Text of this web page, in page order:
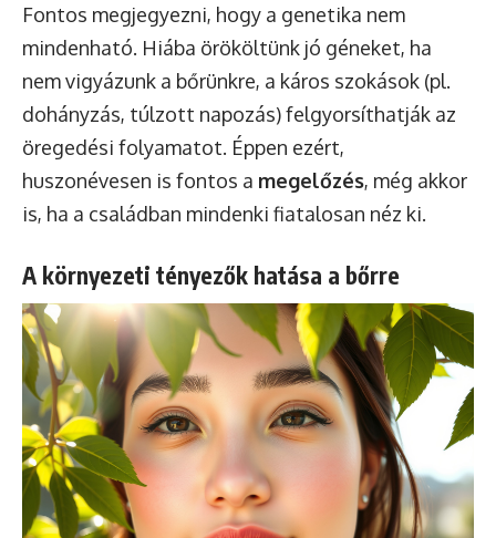
Fontos megjegyezni, hogy a genetika nem
mindenható. Hiába örököltünk jó géneket, ha
nem vigyázunk a bőrünkre, a káros szokások (pl.
dohányzás, túlzott napozás) felgyorsíthatják az
öregedési folyamatot. Éppen ezért,
huszonévesen is fontos a megelőzés, még akkor
is, ha a családban mindenki fiatalosan néz ki.
A környezeti tényezők hatása a bőrre